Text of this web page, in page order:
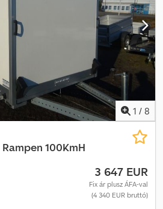
1 / 8
Rampen 100KmH
3 647 EUR
Fix ár plusz ÁFA-val
(4 340 EUR bruttó)